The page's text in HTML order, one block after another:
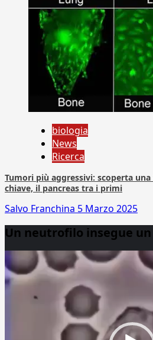
biologia
News
Ricerca
Tumori più aggressivi: scoperta
chiave, il pancreas tra i primi
Salvo Franchina 5 Marzo 2025
Un neutrofilo insegue
Player